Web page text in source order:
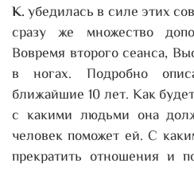
К.убедилась в силе этих
сразу же множество
Вовремя второго сеанса,
в ногах. Подробно
ближайшие 10 лет. Как
с какими людьми она
человек поможет ей. С
прекратить отношения и